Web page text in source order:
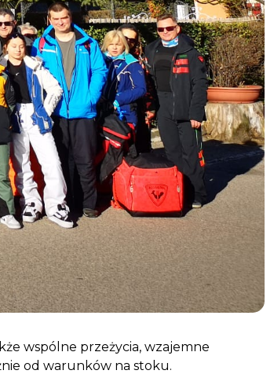
wspólne przeżycia, wzajemne
od warunków na stoku.